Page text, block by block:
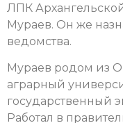
ЛПК
Мураев. Он же
ведомства.
Мураев родом из
аграрный
государственный
Работал в